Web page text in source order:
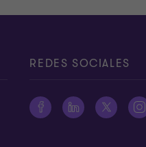
REDES SOCIALES